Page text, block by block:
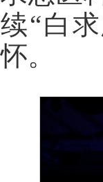
续“白
怀。